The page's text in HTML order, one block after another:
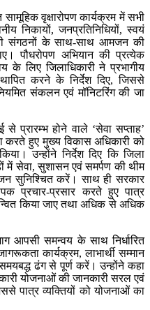
वृक्षारोपण कार्यक्रम में सभी
निकायों, जनप्रतिनिधियों, स्वयं
संगठनों के साथ-साथ आमजन की
पौधरोपण अभियान की प्रत्येक
के लिए जिलाधिकारी ने प्रभागीय
करने के निर्देश दिए, जिससे
संकलन एवं मॉनिटरिंग की जा
प्रारम्भ होने वाले ‘सेवा सप्ताह’
करते हुए मुख्य विकास अधिकारी को
उन्होंने निर्देश दिए कि जिला
सेवा, सुशासन एवं समर्पण की थीम
सुनिश्चित करें। साथ ही सरकार
प्रचार-प्रसार करते हुए पात्र
किया जाए तथा अधिक से अधिक
आपसी समन्वय के साथ निर्धारित
कार्यक्रम, लाभार्थी सम्मान
ढंग से पूर्ण करें। उन्होंने कहा
योजनाओं की जानकारी सरल एवं
पात्र व्यक्तियों को योजनाओं का